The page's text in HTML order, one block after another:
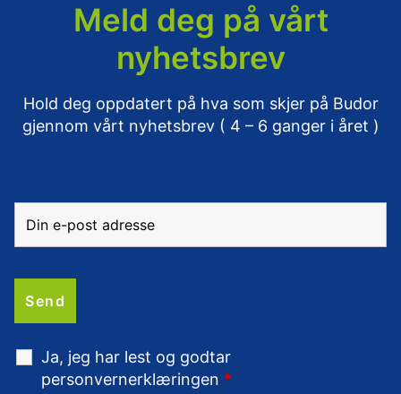
Meld deg på vårt
nyhetsbrev
Hold deg oppdatert på hva som skjer på Budor
gjennom vårt nyhetsbrev ( 4 – 6 ganger i året )
Ja, jeg har lest og godtar
personvernerklæringen *